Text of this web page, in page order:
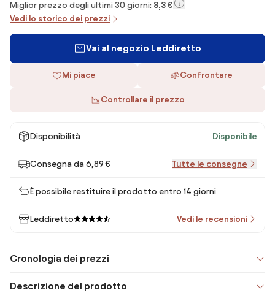
Miglior prezzo degli ultimi 30 giorni: 8,3 €
Vedi lo storico dei prezzi
Vai al negozio Leddiretto
Mi piace Confrontare
Controllare il prezzo
Disponibilità Disponibile
Consegna da 6,89 € Tutte le consegne
È possibile restituire il prodotto entro 14 giorni
Leddiretto Vedi le recensioni
Cronologia dei prezzi
Descrizione del prodotto